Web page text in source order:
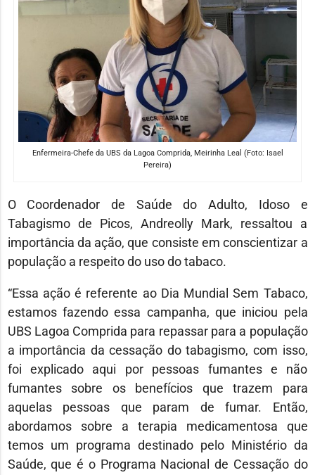
Enfermeira-Chefe da UBS da Lagoa Comprida, Meirinha Leal (Foto: Isael
Pereira)
O Coordenador de Saúde do Adulto, Idoso e
Tabagismo de Picos, Andreolly Mark, ressaltou a
importância da ação, que consiste em conscientizar a
população a respeito do uso do tabaco.
“Essa ação é referente ao Dia Mundial Sem Tabaco,
estamos fazendo essa campanha, que iniciou pela
UBS Lagoa Comprida para repassar para a população
a importância da cessação do tabagismo, com isso,
foi explicado aqui por pessoas fumantes e não
fumantes sobre os benefícios que trazem para
aquelas pessoas que param de fumar. Então,
abordamos sobre a terapia medicamentosa que
temos um programa destinado pelo Ministério da
Saúde, que é o Programa Nacional de Cessação do